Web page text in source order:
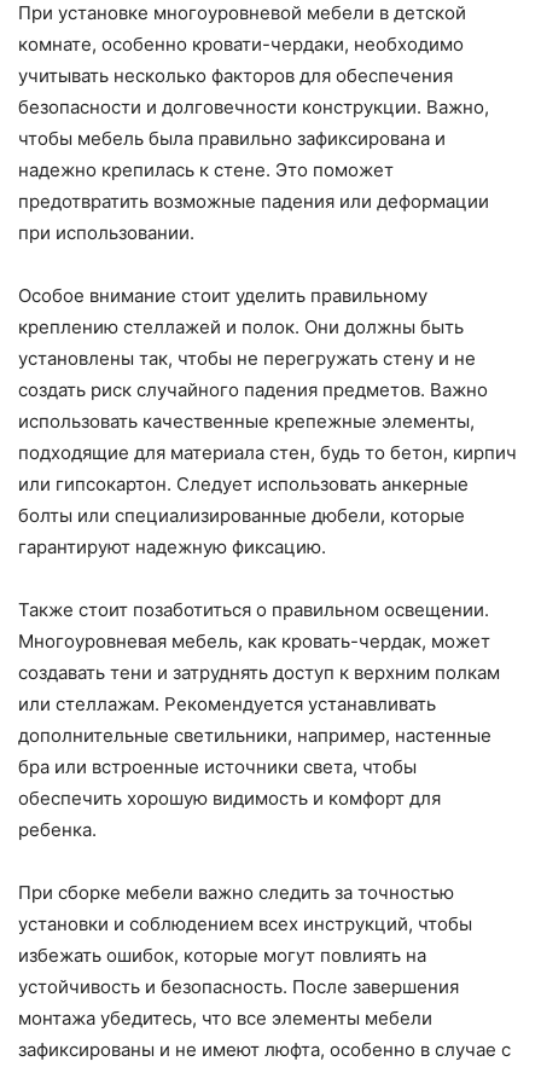
При установке многоуровневой мебели в детской
комнате, особенно кровати-чердаки, необходимо
учитывать несколько факторов для обеспечения
безопасности и долговечности конструкции. Важно,
чтобы мебель была правильно зафиксирована и
надежно крепилась к стене. Это поможет
предотвратить возможные падения или деформации
при использовании.
Особое внимание стоит уделить правильному
креплению стеллажей и полок. Они должны быть
установлены так, чтобы не перегружать стену и не
создать риск случайного падения предметов. Важно
использовать качественные крепежные элементы,
подходящие для материала стен, будь то бетон, кирпич
или гипсокартон. Следует использовать анкерные
болты или специализированные дюбели, которые
гарантируют надежную фиксацию.
Также стоит позаботиться о правильном освещении.
Многоуровневая мебель, как кровать-чердак, может
создавать тени и затруднять доступ к верхним полкам
или стеллажам. Рекомендуется устанавливать
дополнительные светильники, например, настенные
бра или встроенные источники света, чтобы
обеспечить хорошую видимость и комфорт для
ребенка.
При сборке мебели важно следить за точностью
установки и соблюдением всех инструкций, чтобы
избежать ошибок, которые могут повлиять на
устойчивость и безопасность. После завершения
монтажа убедитесь, что все элементы мебели
зафиксированы и не имеют люфта, особенно в случае с